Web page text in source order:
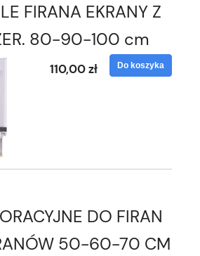
FIRANA EKRANY Z
80-90-100 cm
110,00 zł Do koszyka
DO FIRAN
50-60-70 CM